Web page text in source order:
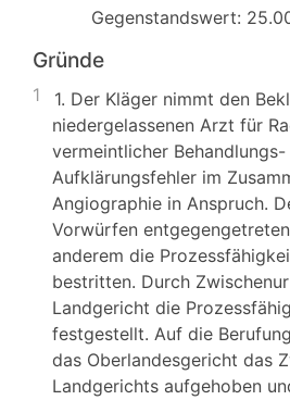
Gegenstandswert:
Gründe
1
1. Der Kläger nimmt den
niedergelassenen Arzt für
vermeintlicher Behandlungs-
Aufklärungsfehler im
Angiographie in Anspruch.
Vorwürfen
anderem die
bestritten. Durch
Landgericht die
festgestellt. Auf die
das Oberlandesgericht das
Landgerichts aufgehoben